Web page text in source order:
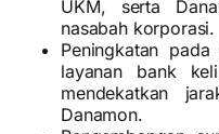
UKM, serta
nasabah korporasi.
Peningkatan
layanan bank
mendekatkan
Danamon.